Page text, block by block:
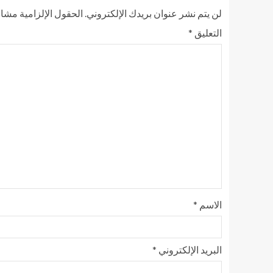
لن يتم نشر عنوان بريدك الإلكتروني. الحقول الإلزامية مشار
التعليق *
الاسم *
البريد الإلكتروني *